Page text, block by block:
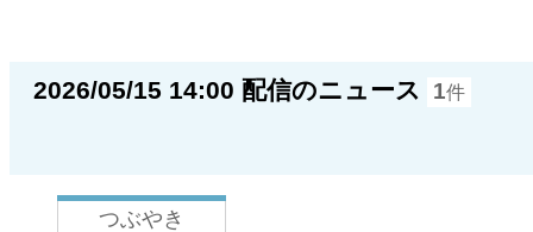
2026/05/15 14:00 配信のニュース 1件
つぶやき